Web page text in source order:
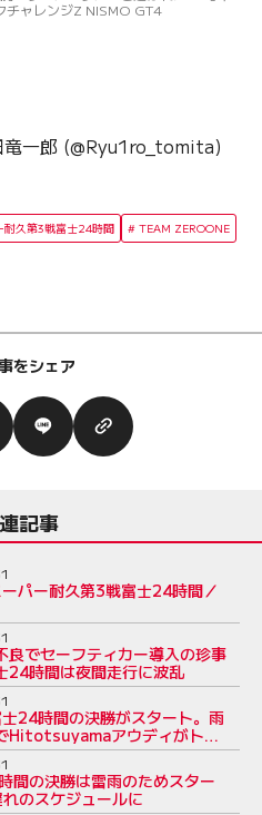
チャレンジZ NISMO GT4
一郎 (@Ryu1ro_tomita)
久第3戦富士24時間 TEAM ZEROONE
をシェア
記事
パー耐久第3戦富士24時間／
良でセーフティカー導入の珍事
24時間は夜間走行に波乱
24時間の決勝がスタート。雨
Hitotsuyamaアウディがトッ
間の決勝は雷雨のためスター
のスケジュールに